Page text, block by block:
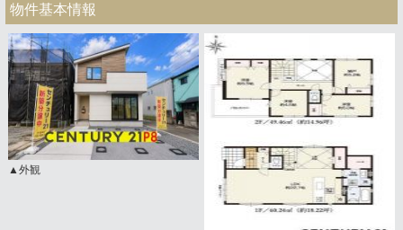
物件基本情報
▲外観